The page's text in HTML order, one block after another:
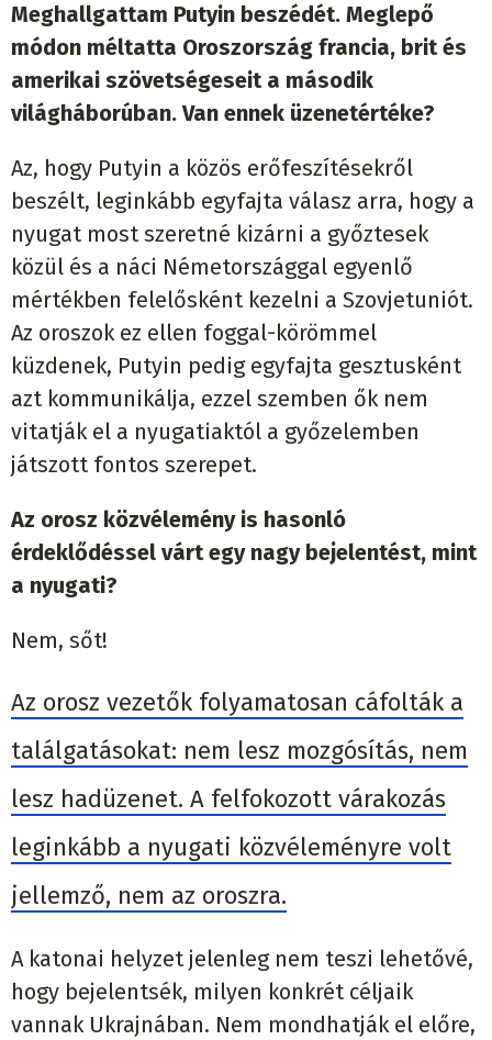
Meghallgattam Putyin beszédét. Meglepő
módon méltatta Oroszország francia, brit és
amerikai szövetségeseit a második
világháborúban. Van ennek üzenetértéke?
Az, hogy Putyin a közös erőfeszítésekről
beszélt, leginkább egyfajta válasz arra, hogy a
nyugat most szeretné kizárni a győztesek
közül és a náci Németországgal egyenlő
mértékben felelősként kezelni a Szovjetuniót.
Az oroszok ez ellen foggal-körömmel
küzdenek, Putyin pedig egyfajta gesztusként
azt kommunikálja, ezzel szemben ők nem
vitatják el a nyugatiaktól a győzelemben
játszott fontos szerepet.
Az orosz közvélemény is hasonló
érdeklődéssel várt egy nagy bejelentést, mint
a nyugati?
Nem, sőt!
Az orosz vezetők folyamatosan cáfolták a
találgatásokat: nem lesz mozgósítás, nem
lesz hadüzenet. A felfokozott várakozás
leginkább a nyugati közvéleményre volt
jellemző, nem az oroszra.
A katonai helyzet jelenleg nem teszi lehetővé,
hogy bejelentsék, milyen konkrét céljaik
vannak Ukrajnában. Nem mondhatják el előre,